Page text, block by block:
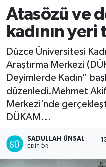
Atasözü ve
kadının yeri
Düzce Üniversitesi
Araştırma Merkezi
Deyimlerde Kadın”
düzenledi.Mehmet
Merkezi’nde
DÜKAM...
SADULLAH ÜNSAL
EDITÖR
Süper Lig Puan
Tüm Manşetler
Son Dakika
Haber Arşivi